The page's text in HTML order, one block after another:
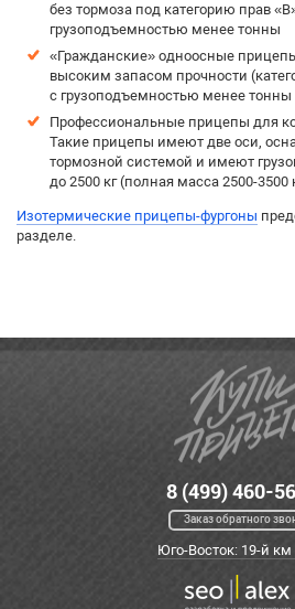
без тормоза под категорию прав
грузоподъемностью менее тонны
«Гражданские» одноосные
высоким запасом прочности
с грузоподъемностью менее тонны
Профессиональные прицепы для
Такие прицепы имеют две оси,
тормозной системой и имеют
до 2500 кг (полная масса 2500-3500
Изотермические прицепы-фургоны
разделе.
8 (499) 460-
Заказ обратного
Юго-Восток: 19-й